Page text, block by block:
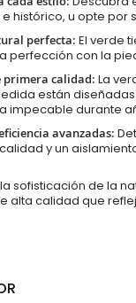
histórico, u opte por
perfecta: El verde
perfección con la
primera calidad: La
están
impecable durante
avanzadas:
y un
sofisticación de la
alta calidad que